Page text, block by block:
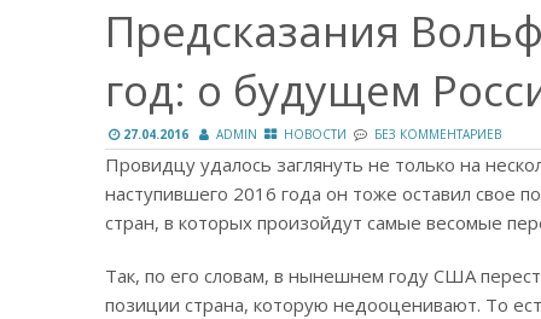
Предсказания
год: о будущем
27.04.2016 ADMIN НОВОСТИ БЕЗ КОММЕНТАРИЕВ
Провидцу удалось заглянуть не только на
наступившего 2016 года он тоже оставил свое
стран, в которых произойдут самые весомые
Так, по его словам, в нынешнем году США
позиции страна, которую недооценивают. То